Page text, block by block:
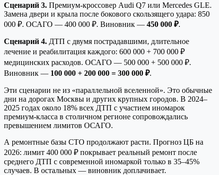
Сценарий 3. Премиум-кроссовер Audi Q7 или Mercedes GLE.
Замена двери и крыла после бокового скользящего удара: 850
000 ₽. ОСАГО — 400 000 ₽. Виновник — 450 000 ₽.
Сценарий 4. ДТП с двумя пострадавшими, длительное
лечение и реабилитация каждого: 600 000 + 700 000 ₽
медицинских расходов. ОСАГО — 500 000 + 500 000 ₽.
Виновник — 100 000 + 200 000 = 300 000 ₽.
Эти сценарии не из «параллельной вселенной». Это обычные
дни на дорогах Москвы и других крупных городов. В 2024–
2025 годах около 18% всех ДТП с участием иномарок
премиум-класса в столичном регионе сопровождались
превышением лимитов ОСАГО.
А ремонтные базы СТО продолжают расти. Прогноз ЦБ на
2026: лимит 400 000 ₽ покрывает реальный ремонт после
среднего ДТП с современной иномаркой только в 35–45%
случаев. В остальных — виновник доплачивает.